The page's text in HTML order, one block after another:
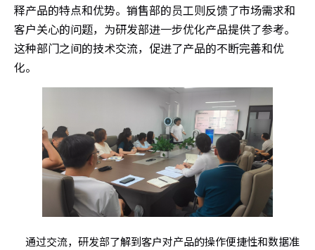
释产品的特点和优势。销售部的员工则反馈了市场需求和
客户关心的问题，为研发部进一步优化产品提供了参考。
这种部门之间的技术交流，促进了产品的不断完善和优
化。
通过交流，研发部了解到客户对产品的操作便捷性和数据准